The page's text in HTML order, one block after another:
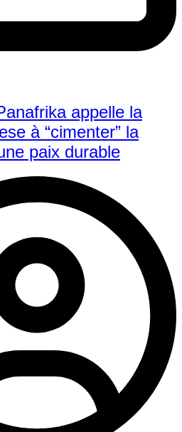
appelle la
à “cimenter” la
paix durable